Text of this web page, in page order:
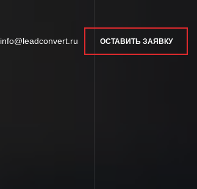
info@leadconvert.ru ОСТАВИТЬ ЗАЯВКУ